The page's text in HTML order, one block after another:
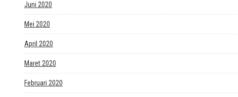
Juni 2020
Mei 2020
April 2020
Maret 2020
Februari 2020